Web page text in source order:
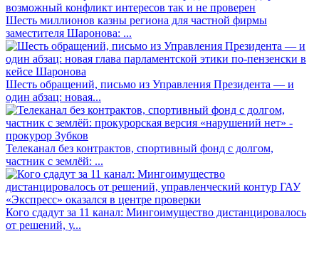
Шесть миллионов казны региона для частной фирмы
заместителя Шаронова: ...
Шесть обращений, письмо из Управления Президента — и
один абзац: новая...
Телеканал без контрактов, спортивный фонд с долгом,
частник с землёй: ...
Кого сдадут за 11 канал: Мингоимущество дистанцировалось
от решений, у...